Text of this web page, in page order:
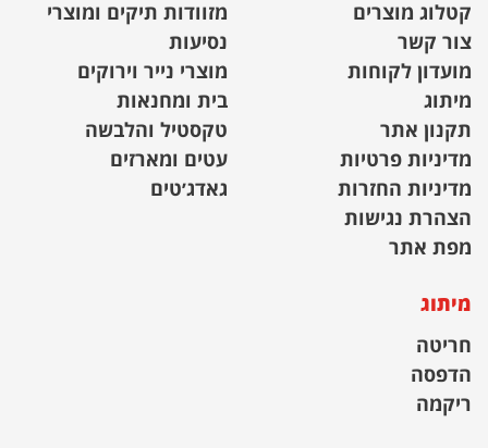
קטלוג מוצרים
צור קשר
מועדון לקוחות
מיתוג
תקנון אתר
מדיניות פרטיות
מדיניות החזרות
הצהרת נגישות
מפת אתר
מזוודות תיקים ומוצרי
נסיעות
מוצרי נייר וירוקים
בית ומחנאות
טקסטיל והלבשה
עטים ומארזים
גאדג׳טים
מיתוג
חריטה
הדפסה
ריקמה